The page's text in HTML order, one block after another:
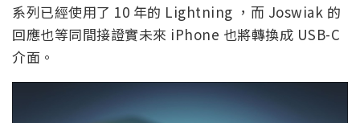
系列已經使用了 10 年的 Lightning ，而 Joswiak 的
回應也等同間接證實未來 iPhone 也將轉換成 USB-C
介面。